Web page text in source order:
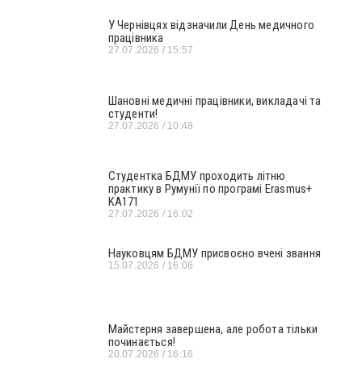
У Чернівцях відзначили День медичного
працівника
27.07.2026 15:57
Шановні медичні працівники, викладачі та
студенти!
27.07.2026 10:48
Студентка БДМУ проходить літню
практику в Румунії по програмі Erasmus+
KA171
27.07.2026 16:02
Науковцям БДМУ присвоєно вчені звання
15.07.2026 16:06
Майстерня завершена, але робота тільки
починається!
20.07.2026 16:16